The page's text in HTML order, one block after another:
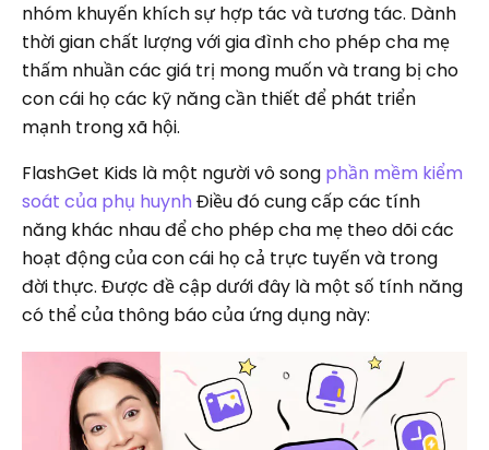
nhóm khuyến khích sự hợp tác và tương tác. Dành
thời gian chất lượng với gia đình cho phép cha mẹ
thấm nhuần các giá trị mong muốn và trang bị cho
con cái họ các kỹ năng cần thiết để phát triển
mạnh trong xã hội.
FlashGet Kids là một người vô song phần mềm kiểm
soát của phụ huynh Điều đó cung cấp các tính
năng khác nhau để cho phép cha mẹ theo dõi các
hoạt động của con cái họ cả trực tuyến và trong
đời thực. Được đề cập dưới đây là một số tính năng
có thể của thông báo của ứng dụng này: